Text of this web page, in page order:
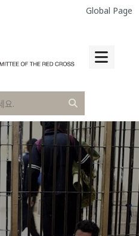
Global Page